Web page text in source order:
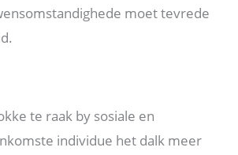
moet tevrede
te raak by sosiale en
individue het dalk meer